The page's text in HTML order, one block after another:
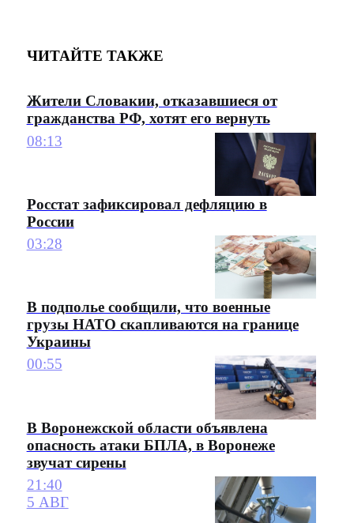
ЧИТАЙТЕ ТАКЖЕ
Жители Словакии, отказавшиеся от
гражданства РФ, хотят его вернуть
08:13
Росстат зафиксировал дефляцию в
России
03:28
В подполье сообщили, что военные
грузы НАТО скапливаются на границе
Украины
00:55
В Воронежской области объявлена
опасность атаки БПЛА, в Воронеже
звучат сирены
21:40
5 АВГ